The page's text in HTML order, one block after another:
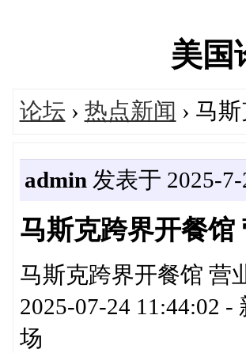
美国
论坛 › 热点新闻 › 马
admin 发表于 2025-
马斯克跨界开餐馆
马斯克跨界开餐馆 营
2025-07-24 11:44:02
场